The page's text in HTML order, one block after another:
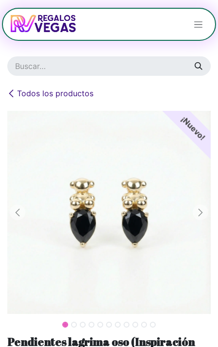
Ir al contenido
Todos los productos
¡Nuevo!
Pendientes lagrima oso (Inspiración